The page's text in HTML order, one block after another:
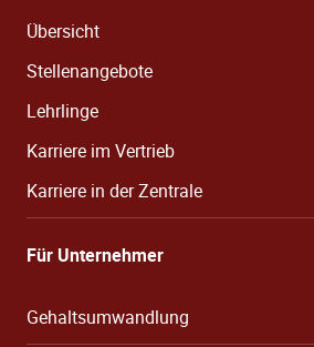
Übersicht
Stellenangebote
Lehrlinge
Karriere im Vertrieb
Karriere in der Zentrale
Für Unternehmer
Gehaltsumwandlung